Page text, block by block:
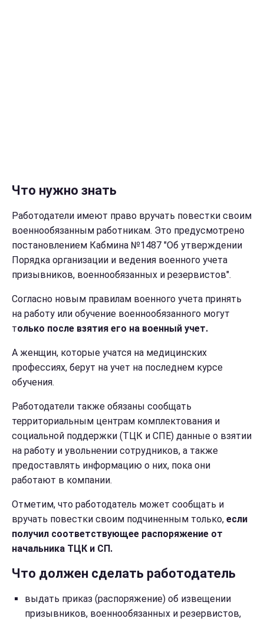
Что нужно знать
Работодатели имеют право вручать повестки своим
военнообязанным работникам. Это предусмотрено
постановлением Кабмина №1487 "Об утверждении
Порядка организации и ведения военного учета
призывников, военнообязанных и резервистов".
Согласно новым правилам военного учета принять
на работу или обучение военнообязанного могут
только после взятия его на военный учет.
А женщин, которые учатся на медицинских
профессиях, берут на учет на последнем курсе
обучения.
Работодатели также обязаны сообщать
территориальным центрам комплектования и
социальной поддержки (ТЦК и СПЕ) данные о взятии
на работу и увольнении сотрудников, а также
предоставлять информацию о них, пока они
работают в компании.
Отметим, что работодатель может сообщать и
вручать повестки своим подчиненным только, если
получил соответствующее распоряжение от
начальника ТЦК и СП.
Что должен сделать работодатель
выдать приказ (распоряжение) об извещении
призывников, военнообязанных и резервистов,